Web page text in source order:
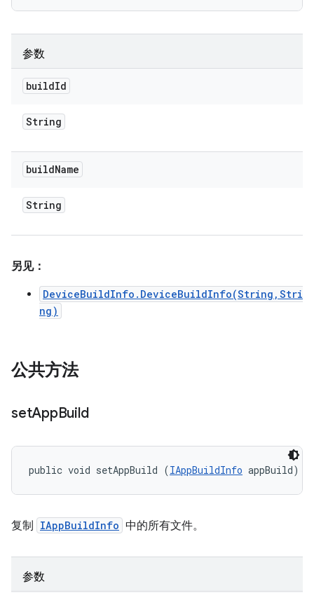
参数
buildId
String
buildName
String
另见：
DeviceBuildInfo.DeviceBuildInfo(String,Stri
ng)
公共方法
setAppBuild
public void setAppBuild (IAppBuildInfo appBuild)
复制 IAppBuildInfo 中的所有文件。
参数